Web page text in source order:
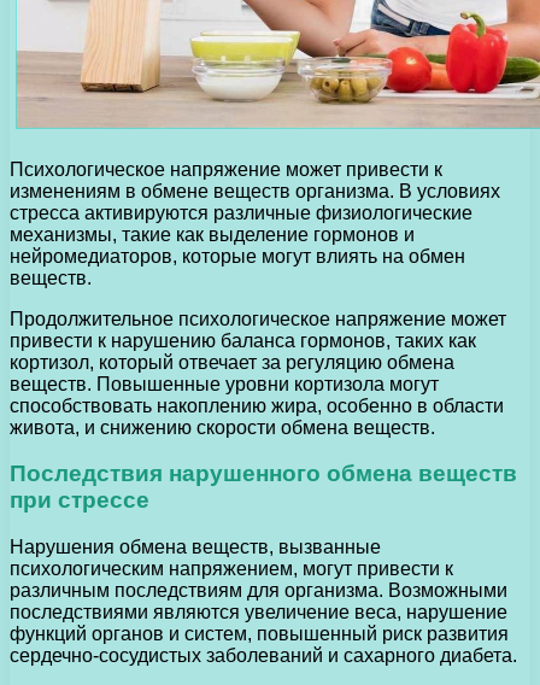
Психологическое напряжение может привести к
изменениям в обмене веществ организма. В условиях
стресса активируются различные физиологические
механизмы, такие как выделение гормонов и
нейромедиаторов, которые могут влиять на обмен
веществ.
Продолжительное психологическое напряжение может
привести к нарушению баланса гормонов, таких как
кортизол, который отвечает за регуляцию обмена
веществ. Повышенные уровни кортизола могут
способствовать накоплению жира, особенно в области
живота, и снижению скорости обмена веществ.
Последствия нарушенного обмена веществ
при стрессе
Нарушения обмена веществ, вызванные
психологическим напряжением, могут привести к
различным последствиям для организма. Возможными
последствиями являются увеличение веса, нарушение
функций органов и систем, повышенный риск развития
сердечно-сосудистых заболеваний и сахарного диабета.